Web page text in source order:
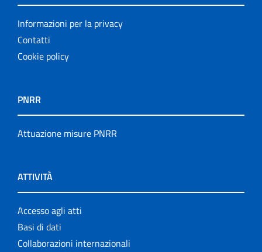
Informazioni per la privacy
Contatti
Cookie policy
PNRR
Attuazione misure PNRR
ATTIVITÀ
Accesso agli atti
Basi di dati
Collaborazioni internazionali